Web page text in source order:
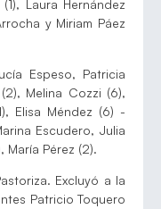
Laura Hernández
y Miriam Páez
Espeso, Patricia
Melina Cozzi (6),
Elisa Méndez (6) -
Escudero, Julia
María Pérez (2).
Excluyó a la
Patricio Toquero